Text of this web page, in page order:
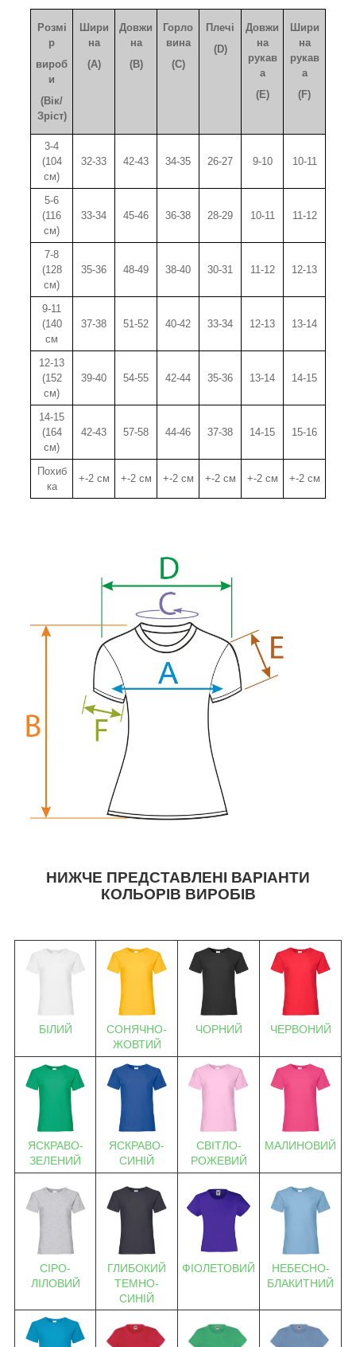
Розмі
р
вироб
и
(Вік/
Зріст)
Шири
на
(A)
Довжи
на
(B)
Горло
вина
(C)
Плечі
(D)
Довжи
на
рукав
а
(E)
Шири
на
рукав
а
(F)
3-4
(104
см)
32-33 42-43 34-35 26-27 9-10 10-11
5-6
(116
см)
33-34 45-46 36-38 28-29 10-11 11-12
7-8
(128
см)
35-36 48-49 38-40 30-31 11-12 12-13
9-11
(140
см
37-38 51-52 40-42 33-34 12-13 13-14
12-13
(152
см)
39-40 54-55 42-44 35-36 13-14 14-15
14-15
(164
см)
42-43 57-58 44-46 37-38 14-15 15-16
Похиб
ка
+-2 см +-2 см +-2 см +-2 см +-2 см +-2 см
НИЖЧЕ ПРЕДСТАВЛЕНІ ВАРІАНТИ
КОЛЬОРІВ ВИРОБІВ
БІЛИЙ
СОНЯЧНО-
ЖОВТИЙ
ЧОРНИЙ ЧЕРВОНИЙ
ЯСКРАВО-
ЗЕЛЕНИЙ
ЯСКРАВО-
СИНІЙ
СВІТЛО-
РОЖЕВИЙ
МАЛИНОВИЙ
СІРО-
ЛІЛОВИЙ
ГЛИБОКИЙ
ТЕМНО-
СИНІЙ
ФІОЛЕТОВИЙ
НЕБЕСНО-
БЛАКИТНИЙ